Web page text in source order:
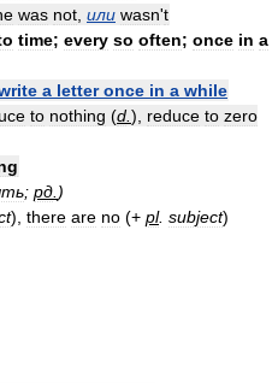
was not или wasn't
time; every so often; once in a
a letter once in a while
to nothing (d ), reduce to zero
; рд )
), there are no (+ pl. subject)